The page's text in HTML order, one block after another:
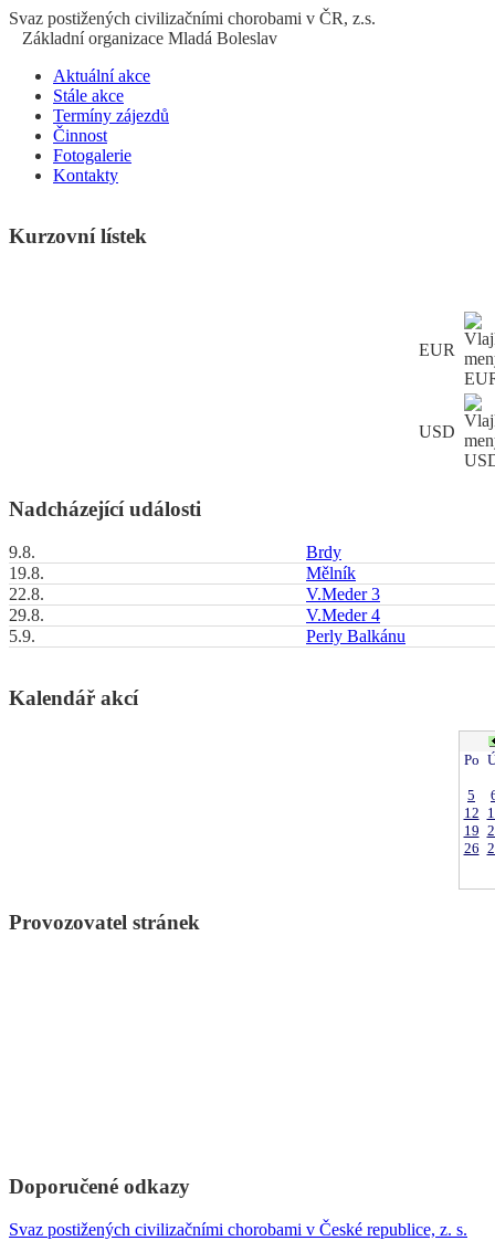
Svaz postižených civilizačními chorobami v ČR, z.s.
Základní organizace Mladá Boleslav
Aktuální akce
Stále akce
Termíny zájezdů
Činnost
Fotogalerie
Kontakty
Kurzovní lístek
EUR
USD
Nadcházející události
9.8.
Brdy
19.8.
Mělník
22.8.
V.Meder 3
29.8.
V.Meder 4
5.9.
Perly Balkánu
Kalendář akcí
Po
5
12
19
26
Provozovatel stránek
Doporučené odkazy
Svaz postižených civilizačními chorobami v České republice, z. s.